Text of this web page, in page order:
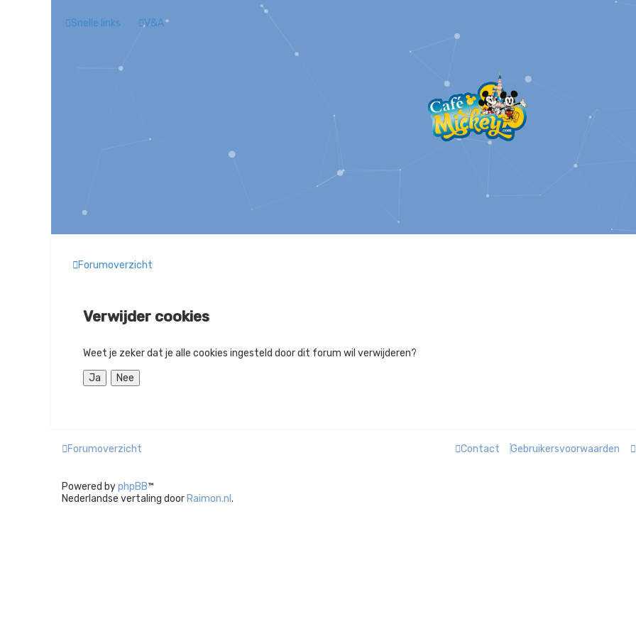
Snelle links V&A
Forumoverzicht
Verwijder cookies
Weet je zeker dat je alle cookies ingesteld door dit forum wil verwijderen?
Forumoverzicht Gebruikersvoorwaarden
Contact
Powered byphpBB™
Nederlandse vertaling door Raimon.nl .